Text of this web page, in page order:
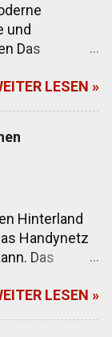
und
Das
aus rauer
und
meist
wenn es
Erlebnisse,
die auf Social
LESEN »
Hinterland
Handynetz
Das
LESEN »